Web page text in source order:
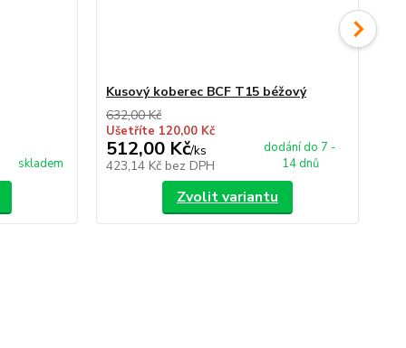
skladem
Kusový koberec BCF T15 béžový
632,00 Kč
Ušetříte 120,00 Kč
512,00 Kč/ks
423,14 Kč bez DPH
dodání do 7 -
14 dnů
Zvolit variantu